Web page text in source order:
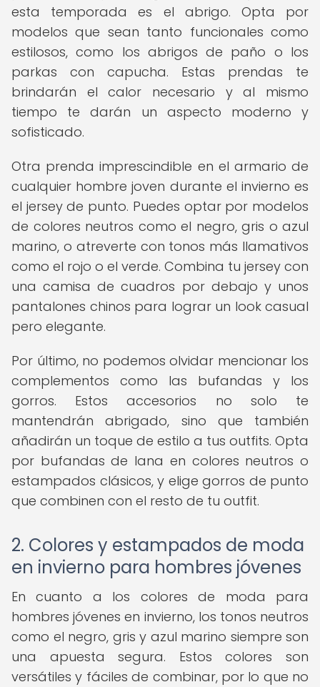
esta temporada es el abrigo. Opta por
modelos que sean tanto funcionales como
estilosos, como los abrigos de paño o los
parkas con capucha. Estas prendas te
brindarán el calor necesario y al mismo
tiempo te darán un aspecto moderno y
sofisticado.
Otra prenda imprescindible en el armario de
cualquier hombre joven durante el invierno es
el jersey de punto. Puedes optar por modelos
de colores neutros como el negro, gris o azul
marino, o atreverte con tonos más llamativos
como el rojo o el verde. Combina tu jersey con
una camisa de cuadros por debajo y unos
pantalones chinos para lograr un look casual
pero elegante.
Por último, no podemos olvidar mencionar los
complementos como las bufandas y los
gorros. Estos accesorios no solo te
mantendrán abrigado, sino que también
añadirán un toque de estilo a tus outfits. Opta
por bufandas de lana en colores neutros o
estampados clásicos, y elige gorros de punto
que combinen con el resto de tu outfit.
2. Colores y estampados de moda
en invierno para hombres jóvenes
En cuanto a los colores de moda para
hombres jóvenes en invierno, los tonos neutros
como el negro, gris y azul marino siempre son
una apuesta segura. Estos colores son
versátiles y fáciles de combinar, por lo que no